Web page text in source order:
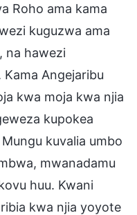
Roho ama kama
kuguzwa ama
na hawezi
Angejaribu
kwa moja kwa njia
kupokea
kuvalia umbo
mwanadamu
huu. Kwani
kwa njia yoyote